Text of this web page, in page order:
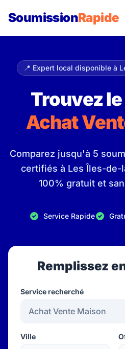
SoumissionRapide
📍 Expert local disponible à
Trouvez
Achat
Comparez jusqu'à 5
certifiés à Les Îles-de-
100% gratuit et
Service Rapide
Remplissez
Service recherché
Ville